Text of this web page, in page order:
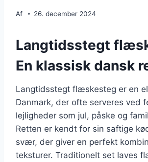
Af 26. december 2024
Langtidsstegt
En klassisk dansk
Langtidsstegt flæskesteg er en
Danmark, der ofte serveres ved
lejligheder som jul, påske og
Retten er kendt for sin saftige
svær, der giver en perfekt
teksturer. Traditionelt set laves